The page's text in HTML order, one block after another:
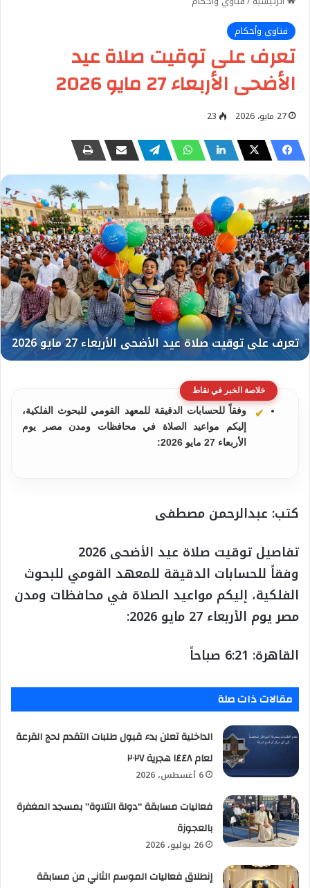
فتاوي وأحكام
تعرف على توقيت صلاة عيد
الأضحى الأربعاء 27 مايو 2026
27 مايو، 2026 23
خلاصة الخبر في نقاط
وفقاً للحسابات الدقيقة للمعهد القومي للبحوث الفلكية،
إليكم مواعيد الصلاة في محافظات ومدن مصر يوم
الأربعاء 27 مايو 2026:
كتب: عبدالرحمن مصطفى
تفاصيل توقيت صلاة عيد الأضحى 2026
وفقاً للحسابات الدقيقة للمعهد القومي للبحوث
الفلكية، إليكم مواعيد الصلاة في محافظات ومدن
مصر يوم الأربعاء 27 مايو 2026:
القاهرة: 6:21 صباحاً
مقالات ذات صلة
الداخلية تعلن بدء قبول طلبات التقدم لحج القرعة
لعام ١٤٤٨ هجرية ٢٠٢٧
6 أغسطس، 2026
فعاليات مسابقة “دولة التلاوة” بمسجد المغفرة
بالعجوزة
26 يوليو، 2026
إنطلاق فعاليات الموسم الثاني من مسابقة